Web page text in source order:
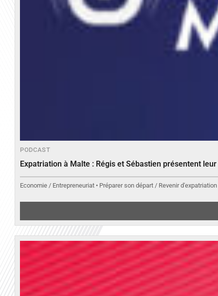
PODCAST
Expatriation à Malte : Régis et Sébastien présentent
Economie / Entrepreneuriat • Préparer son départ / Revenir d'expatriation